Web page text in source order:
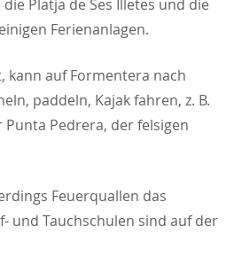
Platja de Ses Illetes und die
Ferienanlagen.
kann auf Formentera nach
paddeln, Kajak fahren, z. B.
Pedrera, der felsigen
Feuerquallen das
und Tauchschulen sind auf der